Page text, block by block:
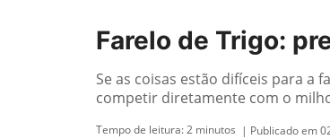
Farelo de Trigo:
Se as coisas estão difíceis para a
competir diretamente com o
Tempo de leitura:2 minutos | Publicado em